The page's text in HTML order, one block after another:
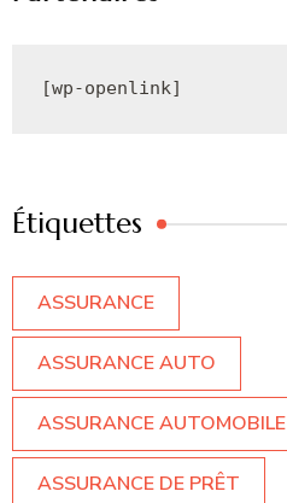
[wp-openlink]
Étiquettes
ASSURANCE
ASSURANCE AUTO
ASSURANCE AUTOMOBILE
ASSURANCE DE PRÊT